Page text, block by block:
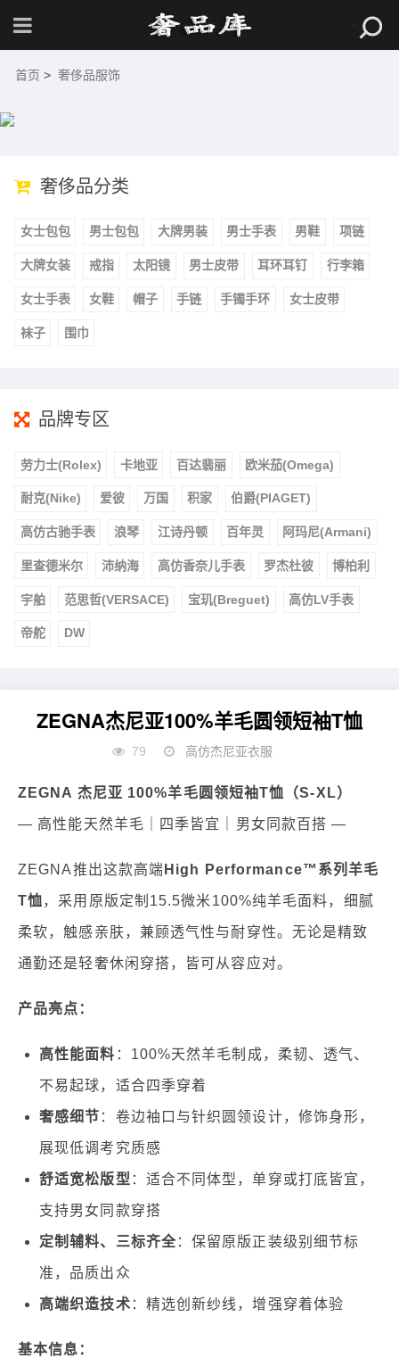
首页 > 奢侈品服饰
奢侈品分类
女士包包 男士包包 大牌男装 男士手表 男鞋 项链
大牌女装 戒指 太阳镜 男士皮带 耳环耳钉 行李箱
女士手表 女鞋 帽子 手链 手镯手环 女士皮带
袜子 围巾
品牌专区
劳力士(Rolex) 卡地亚 百达翡丽 欧米茄(Omega)
耐克(Nike) 爱彼 万国 积家 伯爵(PIAGET)
高仿古驰手表 浪琴 江诗丹顿 百年灵 阿玛尼(Armani)
里查德米尔 沛纳海 高仿香奈儿手表 罗杰杜彼 博柏利
宇舶 范思哲(VERSACE) 宝玑(Breguet) 高仿LV手表
帝舵 DW
ZEGNA杰尼亚100%羊毛圆领短袖T恤
79 高仿杰尼亚衣服
ZEGNA 杰尼亚 100%羊毛圆领短袖T恤（S-XL）
— 高性能天然羊毛｜四季皆宜｜男女同款百搭 —
ZEGNA推出这款高端 High Performance™系列羊毛
T恤 ，采用原版定制15.5微米100%纯羊毛面料，细腻
柔软，触感亲肤，兼顾透气性与耐穿性。无论是精致
通勤还是轻奢休闲穿搭，皆可从容应对。
产品亮点：
高性能面料 ：100%天然羊毛制成，柔韧、透气、
不易起球，适合四季穿着
奢感细节 ：卷边袖口与针织圆领设计，修饰身形，
展现低调考究质感
舒适宽松版型 ：适合不同体型，单穿或打底皆宜，
支持男女同款穿搭
定制辅料、三标齐全：保留原版正装级别细节标
准，品质出众
高端织造技术 ：精选创新纱线，增强穿着体验
基本信息：